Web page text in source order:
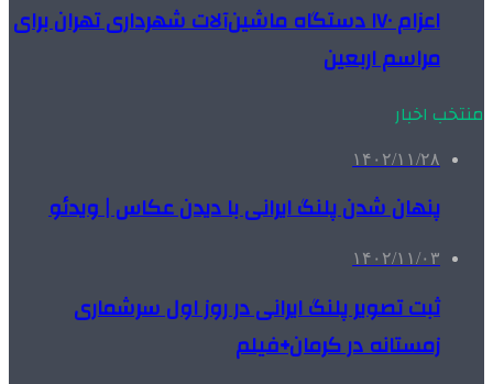
اعزام ۱۷۰ دستگاه ماشین‌آلات شهرداری تهران برای
مراسم اربعین
منتخب اخبار
۱۴۰۲/۱۱/۲۸
پنهان شدن پلنگ ایرانی با دیدن عکاس | ویدئو
۱۴۰۲/۱۱/۰۳
ثبت تصویر پلنگ ایرانی در روز اول سرشماری
زمستانه در کرمان+فیلم